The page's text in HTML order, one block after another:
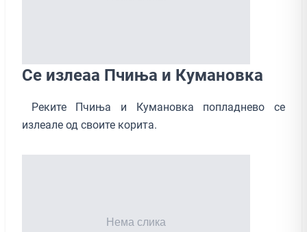
Се излеаа Пчиња и Кумановка
Реките Пчиња и Кумановка попладнево се
излеале од своите корита.